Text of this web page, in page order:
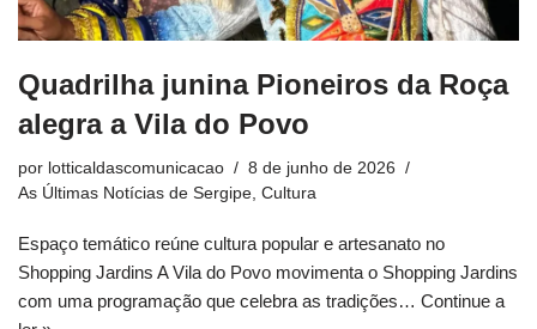
Quadrilha junina Pioneiros da Roça
alegra a Vila do Povo
por lotticaldascomunicacao
8 de junho de 2026
As Últimas Notícias de Sergipe Cultura
Espaço temático reúne cultura popular e artesanato no
Shopping Jardins A Vila do Povo movimenta o Shopping Jardins
com uma programação que celebra as tradições… Continue a